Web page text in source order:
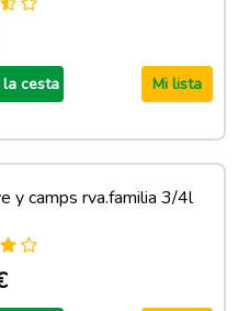
cesta Mi lista
y camps rva.familia 3/4l